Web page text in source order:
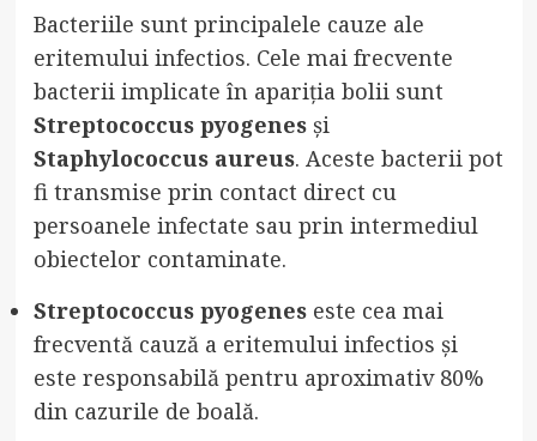
Bacteriile sunt principalele cauze ale
eritemului infectios. Cele mai frecvente
bacterii implicate în apariția bolii sunt
Streptococcus pyogenesși
Staphylococcus aureus. Aceste bacterii pot
fi transmise prin contact direct cu
persoanele infectate sau prin intermediul
obiectelor contaminate.
Streptococcus pyogeneseste cea mai
frecventă cauză a eritemului infectios și
este responsabilă pentru aproximativ 80%
din cazurile de boală.